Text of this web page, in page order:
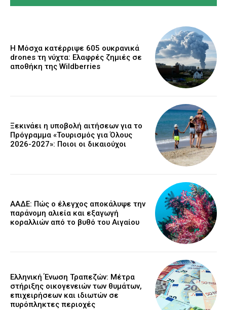
Η Μόσχα κατέρριψε 605 ουκρανικά
drones τη νύχτα: Ελαφρές ζημιές σε
αποθήκη της Wildberries
Ξεκινάει η υποβολή αιτήσεων για το
Πρόγραμμα «Τουρισμός για Όλους
2026-2027»: Ποιοι οι δικαιούχοι
ΑΑΔΕ: Πώς ο έλεγχος αποκάλυψε την
παράνομη αλιεία και εξαγωγή
κοραλλιών από το βυθό του Αιγαίου
Ελληνική Ένωση Τραπεζών: Μέτρα
στήριξης οικογενειών των θυμάτων,
επιχειρήσεων και ιδιωτών σε
πυρόπληκτες περιοχές